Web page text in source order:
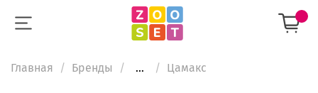
Главная Бренды ... Цамакс